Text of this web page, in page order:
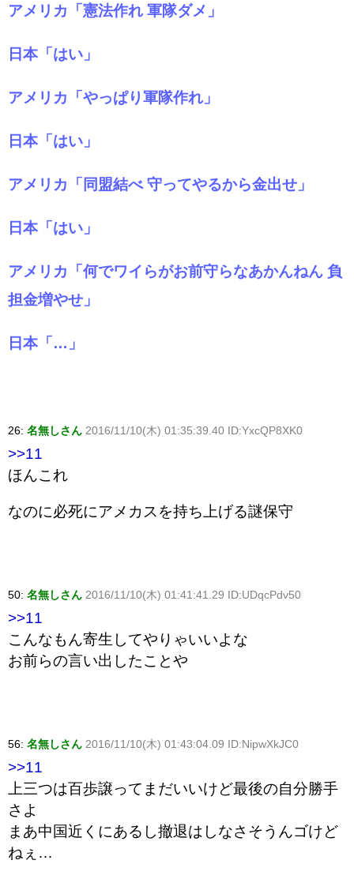
アメリカ「憲法作れ 軍隊ダメ」
日本「はい」
アメリカ「やっぱり軍隊作れ」
日本「はい」
アメリカ「同盟結べ 守ってやるから金出せ」
日本「はい」
アメリカ「何でワイらがお前守らなあかんねん 負
担金増やせ」
日本「…」
26: 名無しさん 2016/11/10(木) 01:35:39.40 ID:YxcQP8XK0
>>11
ほんこれ
なのに必死にアメカスを持ち上げる謎保守
50: 名無しさん 2016/11/10(木) 01:41:41.29 ID:UDqcPdv50
>>11
こんなもん寄生してやりゃいいよな
お前らの言い出したことや
56: 名無しさん 2016/11/10(木) 01:43:04.09 ID:NipwXkJC0
>>11
上三つは百歩譲ってまだいいけど最後の自分勝手
さよ
まあ中国近くにあるし撤退はしなさそうんゴけど
ねぇ…